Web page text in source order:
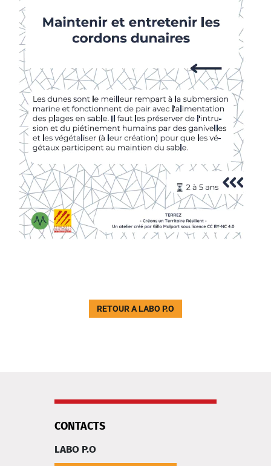
RETOUR A LABO P.O
CONTACTS
LABO P.O